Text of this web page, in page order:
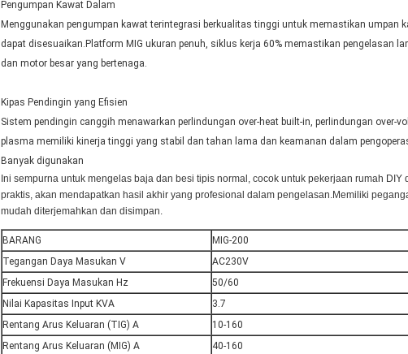
Pengumpan Kawat Dalam
Menggunakan pengumpan kawat terintegrasi berkualitas tinggi untuk memastikan umpan
dapat disesuaikan.Platform MIG ukuran penuh, siklus kerja 60% memastikan pengelasan
dan motor besar yang bertenaga.
Kipas Pendingin yang Efisien
Sistem pendingin canggih menawarkan perlindungan over-heat built-in, perlindungan over-
plasma memiliki kinerja tinggi yang stabil dan tahan lama dan keamanan dalam
Banyak digunakan
Ini sempurna untuk mengelas baja dan besi tipis normal, cocok untuk pekerjaan rumah
praktis, akan mendapatkan hasil akhir yang profesional dalam pengelasan.Memiliki
mudah diterjemahkan dan disimpan.
BARANG
MIG-200
Tegangan Daya Masukan V
AC230V
Frekuensi Daya Masukan Hz
50/60
Nilai Kapasitas Input KVA
3.7
Rentang Arus Keluaran (TIG) A
10-160
Rentang Arus Keluaran (MIG) A
40-160